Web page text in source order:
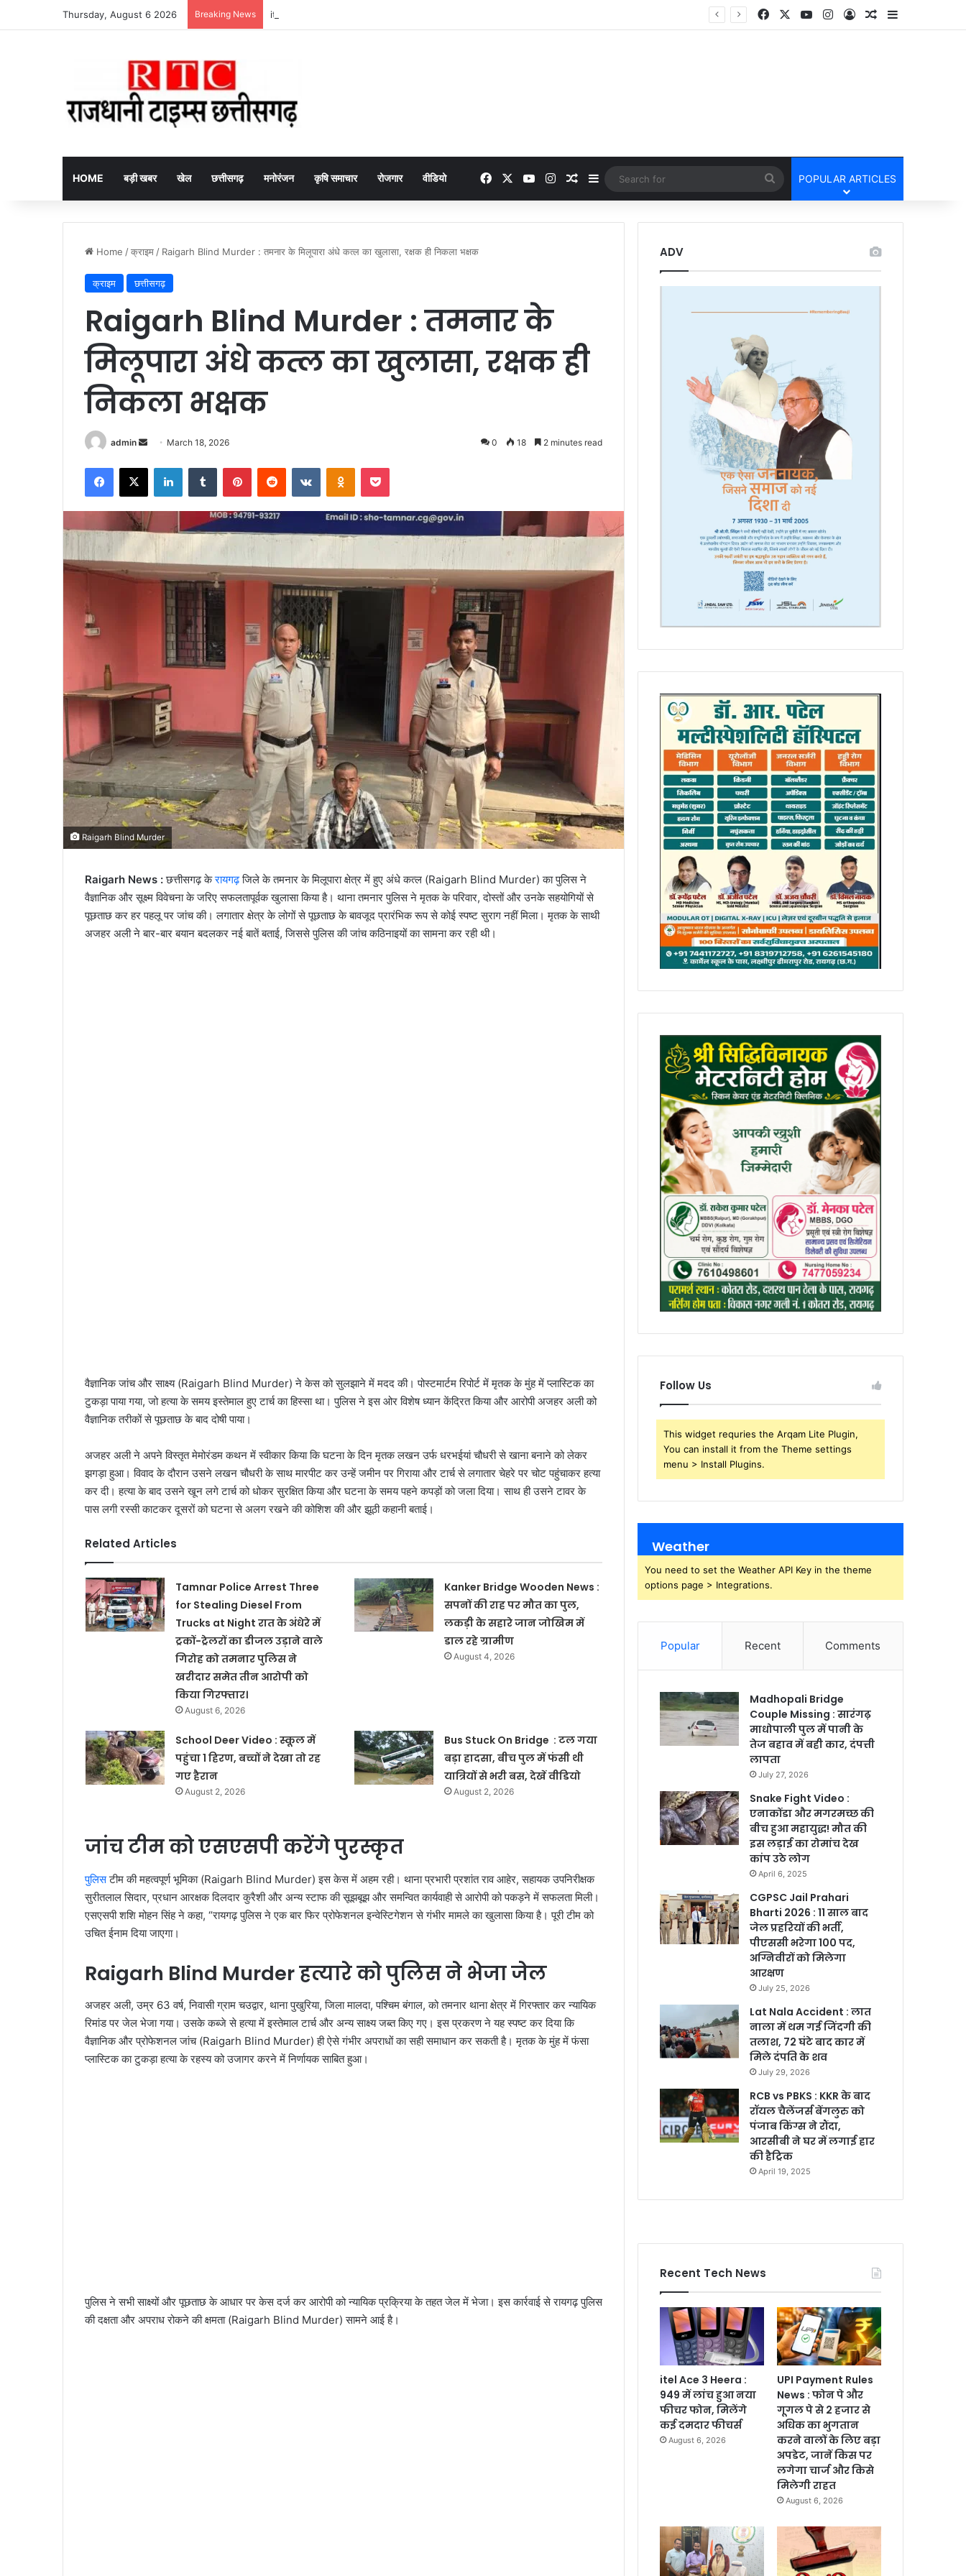
Thursday, August 6 2026 Breaking News itel Ace 3 Heera : 949 में लांच हुआ नया फीचर फोन, मिलेंगे कई दमदार फीचर्स FacebookYouTubeInstagram
Log InRandom Article
Sidebar
HOME बड़ी खबर खेल छत्तीसगढ़ मनोरंजन कृषि समाचार रोजगार वीडियो FacebookYouTubeInstagramRandom Article
Sidebar
Search
for
POPULAR ARTICLES
Home /क्राइम / Raigarh Blind Murder : तमनार के मिलूपारा अंधे कत्ल का खुलासा, रक्षक ही निकला भक्षक
क्राइम छत्तीसगढ़
Raigarh Blind Murder : तमनार के
मिलूपारा अंधे कत्ल का खुलासा, रक्षक ही
निकला भक्षक
admin
Send
email
March 18, 2026 0 18 2 minutes read
Facebook
X LinkedInTumblr PinterestReddit VKontakteOdnoklassniki
Pocket
Raigarh Blind Murder
Raigarh News :छत्तीसगढ़ केरायगढ़जिले के तमनार के मिलूपारा क्षेत्र में हुए अंधे कत्ल (Raigarh Blind Murder) का पुलिस ने
वैज्ञानिक और सूक्ष्म विवेचना के जरिए सफलतापूर्वक खुलासा किया है। थाना तमनार पुलिस ने मृतक के परिवार, दोस्तों और उनके सहयोगियों से
पूछताछ कर हर पहलू पर जांच की। लगातार क्षेत्र के लोगों से पूछताछ के बावजूद प्रारंभिक रूप से कोई स्पष्ट सुराग नहीं मिला। मृतक के साथी
अजहर अली ने बार-बार बयान बदलकर नई बातें बताई, जिससे पुलिस की जांच कठिनाइयों का सामना कर रही थी।
वैज्ञानिक जांच और साक्ष्य (Raigarh Blind Murder) ने केस को सुलझाने में मदद की। पोस्टमार्टम रिपोर्ट में मृतक के मुंह में प्लास्टिक का
टुकड़ा पाया गया, जो हत्या के समय इस्तेमाल हुए टार्च का हिस्सा था। पुलिस ने इस ओर विशेष ध्यान केंद्रित किया और आरोपी अजहर अली को
वैज्ञानिक तरीकों से पूछताछ के बाद दोषी पाया।
अजहर अली ने अपने विस्तृत मेमोरंडम कथन में स्वीकार किया कि घटना के दिन मृतक लखन उर्फ धरभईयां चौधरी से खाना बनाने को लेकर
झगड़ा हुआ। विवाद के दौरान उसने लखन चौधरी के साथ मारपीट कर उन्हें जमीन पर गिराया और टार्च से लगातार चेहरे पर चोट पहुंचाकर हत्या
कर दी। हत्या के बाद उसने खून लगे टार्च को धोकर सुरक्षित किया और घटना के समय पहने कपड़ों को जला दिया। साथ ही उसने टावर के
पास लगी रस्सी काटकर दूसरों को घटना से अलग रखने की कोशिश की और झूठी कहानी बताई।
Related Articles
Tamnar Police Arrest Three
for Stealing Diesel From
Trucks at Night रात के अंधेरे में
ट्रकों-ट्रेलरों का डीजल उड़ाने वाले
गिरोह को तमनार पुलिस ने
खरीदार समेत तीन आरोपी को
किया गिरफ्तार।
August 6, 2026
Kanker Bridge Wooden News :
सपनों की राह पर मौत का पुल,
लकड़ी के सहारे जान जोखिम में
डाल रहे ग्रामीण
August 4, 2026
School Deer Video : स्कूल में
पहुंचा 1 हिरण, बच्चों ने देखा तो रह
गए हैरान
August 2, 2026
Bus Stuck On Bridge : टल गया
बड़ा हादसा, बीच पुल में फंसी थी
यात्रियों से भरी बस, देखें वीडियो
August 2, 2026
जांच टीम को एसएसपी करेंगे पुरस्कृत
पुलिसटीम की महत्वपूर्ण भूमिका (Raigarh Blind Murder) इस केस में अहम रही। थाना प्रभारी प्रशांत राव आहेर, सहायक उपनिरीक्षक
सुरीतलाल सिदार, प्रधान आरक्षक दिलदार कुरैशी और अन्य स्टाफ की सूझबूझ और समन्वित कार्यवाही से आरोपी को पकड़ने में सफलता मिली।
एसएसपी शशि मोहन सिंह ने कहा, “रायगढ़ पुलिस ने एक बार फिर प्रोफेशनल इन्वेस्टिगेशन से गंभीर मामले का खुलासा किया है। पूरी टीम को
उचित ईनाम दिया जाएगा।
Raigarh Blind Murder हत्यारे को पुलिस ने भेजा जेल
अजहर अली, उम्र 63 वर्ष, निवासी ग्राम चउद्वार, थाना पुखुरिया, जिला मालदा, पश्चिम बंगाल, को तमनार थाना क्षेत्र में गिरफ्तार कर न्यायिक
रिमांड पर जेल भेजा गया। उसके कब्जे से हत्या में इस्तेमाल टार्च और अन्य साक्ष्य जब्त किए गए। इस प्रकरण ने यह स्पष्ट कर दिया कि
वैज्ञानिक और प्रोफेशनल जांच (Raigarh Blind Murder) ही ऐसे गंभीर अपराधों का सही समाधान कर सकती है। मृतक के मुंह में फंसा
प्लास्टिक का टुकड़ा हत्या के रहस्य को उजागर करने में निर्णायक साबित हुआ।
पुलिस ने सभी साक्ष्यों और पूछताछ के आधार पर केस दर्ज कर आरोपी को न्यायिक प्रक्रिया के तहत जेल में भेजा। इस कार्रवाई से रायगढ़ पुलिस
की दक्षता और अपराध रोकने की क्षमता (Raigarh Blind Murder) सामने आई है।
ADV
Follow Us
This widget requries the Arqam Lite Plugin,
You can install it from the Theme settings
menu > Install Plugins.
Weather
You need to set the Weather API Key in the theme
options page > Integrations.
Popular Recent Comments
Madhopali Bridge
Couple Missing : सारंगढ़
माधोपाली पुल में पानी के
तेज बहाव में बही कार, दंपत्ती
लापता
July 27, 2026
Snake Fight Video :
एनाकोंडा और मगरमच्छ की
बीच हुआ महायुद्ध! मौत की
इस लड़ाई का रोमांच देख
कांप उठे लोग
April 6, 2025
CGPSC Jail Prahari
Bharti 2026 : 11 साल बाद
जेल प्रहरियों की भर्ती,
पीएससी भरेगा 100 पद,
अग्निवीरों को मिलेगा
आरक्षण
July 25, 2026
Lat Nala Accident : लात
नाला में थम गई जिंदगी की
तलाश, 72 घंटे बाद कार में
मिले दंपति के शव
July 29, 2026
RCB vs PBKS : KKR के बाद
रॉयल चैलेंजर्स बेंगलुरु को
पंजाब किंग्स ने रौंदा,
आरसीबी ने घर में लगाई हार
की हैट्रिक
April 19, 2025
Recent Tech News
itel Ace 3 Heera :
949 में लांच हुआ नया
फीचर फोन, मिलेंगे
कई दमदार फीचर्स
August 6, 2026
UPI Payment Rules
News : फोन पे और
गूगल पे से 2 हजार से
अधिक का भुगतान
करने वालों के लिए बड़ा
अपडेट, जानें किस पर
लगेगा चार्ज और किसे
मिलेगी राहत
August 6, 2026